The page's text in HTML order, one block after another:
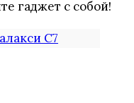
гаджет с собой!
С7